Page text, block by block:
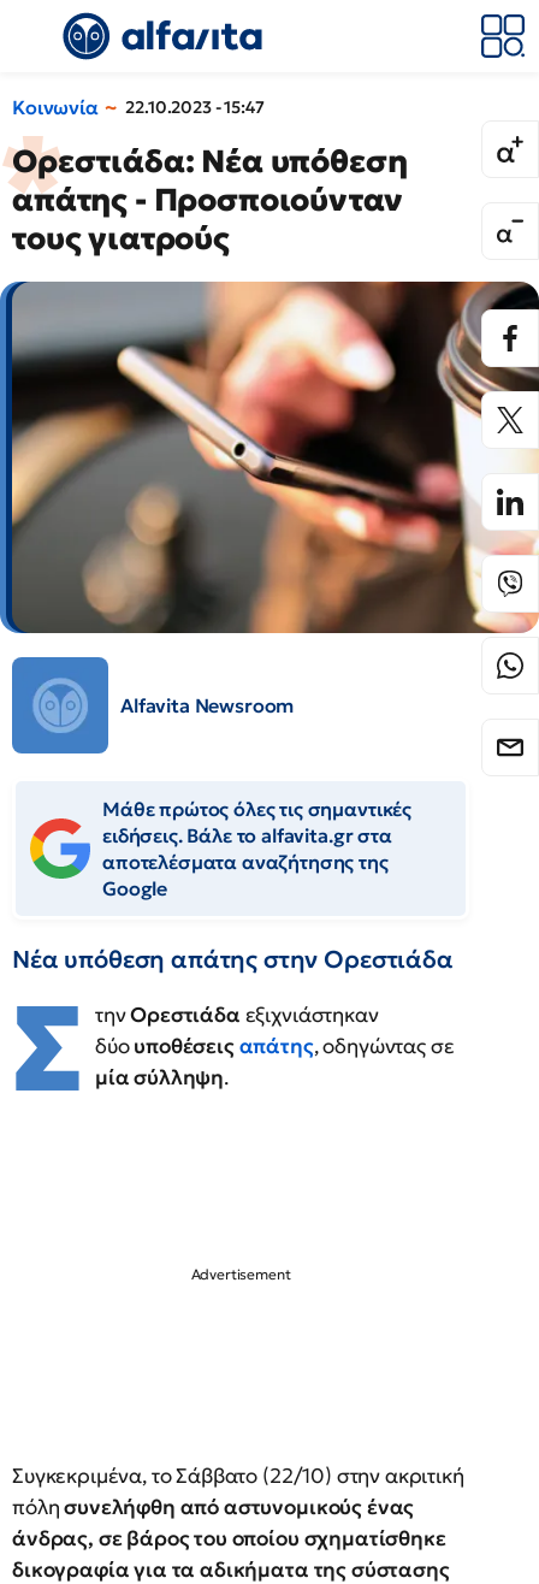
Κοινωνία 22.10.2023 - 15:47
Ορεστιάδα: Νέα υπόθεση
απάτης - Προσποιούνταν
τους γιατρούς
Alfavita Newsroom
Μάθε πρώτος όλες τις σημαντικές
ειδήσεις. Βάλε το alfavita.gr στα
αποτελέσματα αναζήτησης της
Google
Νέα υπόθεση απάτης στην Ορεστιάδα
Σ τηνΟρεστιάδα εξιχνιάστηκαν
δύουποθέσειςαπάτης, οδηγώντας σε
μία σύλληψη.
Συγκεκριμένα, το Σάββατο (22/10) στην ακριτική
πόλησυνελήφθη από αστυνομικούς ένας
άνδρας, σε βάρος του οποίου σχηματίσθηκε
δικογραφία για τα αδικήματα της σύστασης